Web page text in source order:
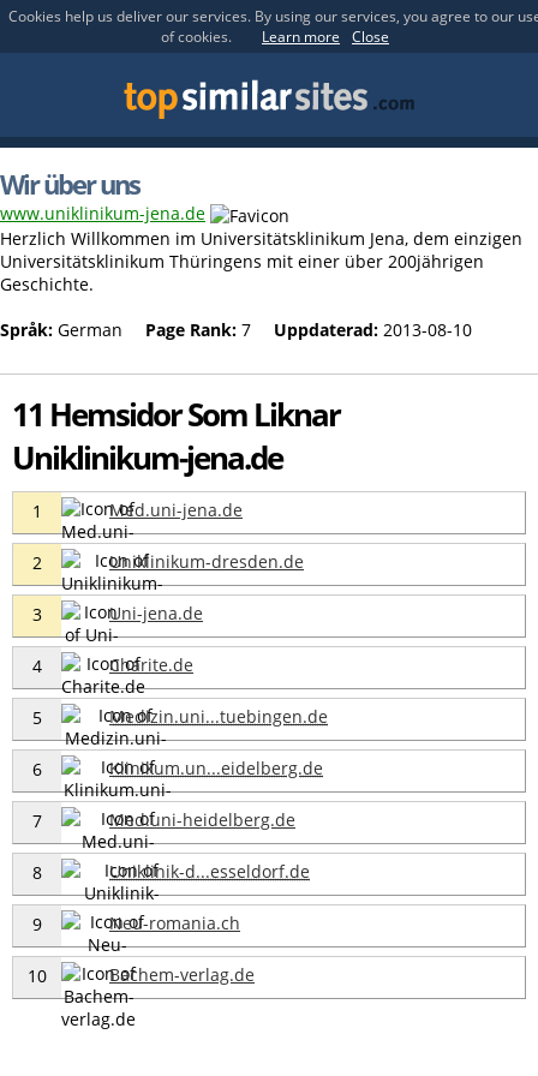
Cookies help us deliver our services. By using our services, you agree to our
of cookies.
Learn more Close
Wir über uns
www.uniklinikum-jena.de
Herzlich Willkommen im Universitätsklinikum Jena, dem einzigen
Universitätsklinikum Thüringens mit einer über 200jährigen
Geschichte.
Språk: German Page Rank: 7 Uppdaterad: 2013-08-10
11 Hemsidor Som Liknar
Uniklinikum-jena.de
1 Med.uni-jena.de
2 Uniklinikum-dresden.de
3 Uni-jena.de
4 Charite.de
5 Medizin.uni...tuebingen.de
6 Klinikum.un...eidelberg.de
7 Med.uni-heidelberg.de
8 Uniklinik-d...esseldorf.de
9 Neu-romania.ch
10 Bachem-verlag.de